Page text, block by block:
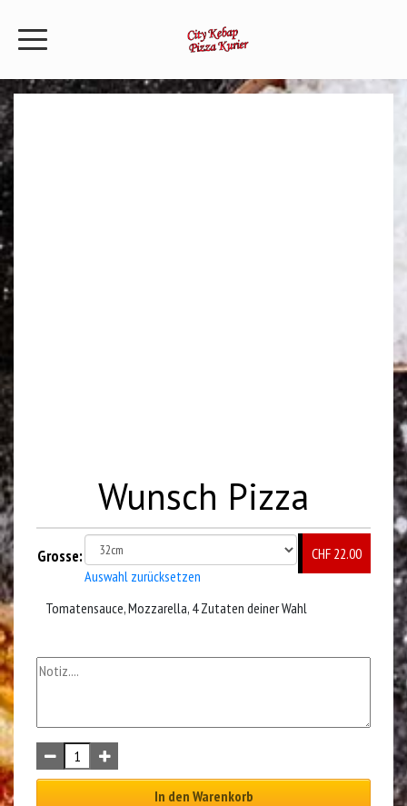
Wunsch Pizza
CHF 22.00
Tomatensauce, Mozzarella, 4 Zutaten deiner Wahl
Grosse:
Auswahl zurücksetzen
In den Warenkorb